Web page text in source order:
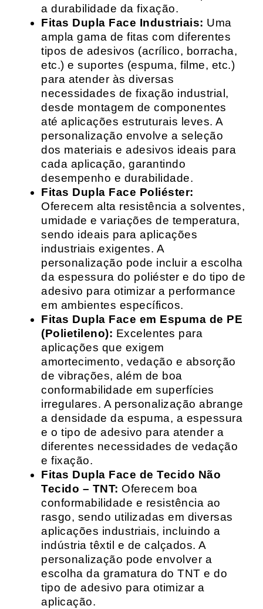
a durabilidade da fixação.
Fitas Dupla Face Industriais: Uma
ampla gama de fitas com diferentes
tipos de adesivos (acrílico, borracha,
etc.) e suportes (espuma, filme, etc.)
para atender às diversas
necessidades de fixação industrial,
desde montagem de componentes
até aplicações estruturais leves. A
personalização envolve a seleção
dos materiais e adesivos ideais para
cada aplicação, garantindo
desempenho e durabilidade.
Fitas Dupla Face Poliéster:
Oferecem alta resistência a solventes,
umidade e variações de temperatura,
sendo ideais para aplicações
industriais exigentes. A
personalização pode incluir a escolha
da espessura do poliéster e do tipo de
adesivo para otimizar a performance
em ambientes específicos.
Fitas Dupla Face em Espuma de PE
(Polietileno): Excelentes para
aplicações que exigem
amortecimento, vedação e absorção
de vibrações, além de boa
conformabilidade em superfícies
irregulares. A personalização abrange
a densidade da espuma, a espessura
e o tipo de adesivo para atender a
diferentes necessidades de vedação
e fixação.
Fitas Dupla Face de Tecido Não
Tecido – TNT: Oferecem boa
conformabilidade e resistência ao
rasgo, sendo utilizadas em diversas
aplicações industriais, incluindo a
indústria têxtil e de calçados. A
personalização pode envolver a
escolha da gramatura do TNT e do
tipo de adesivo para otimizar a
aplicação.